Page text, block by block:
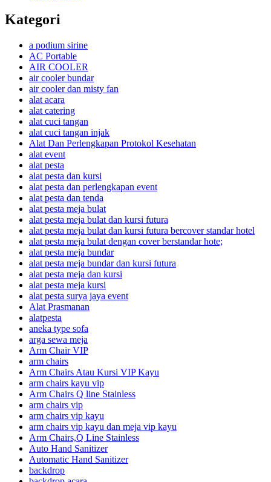
Kategori
a podium sirine
AC Portable
AIR COOLER
air cooler bundar
air cooler dan misty fan
alat acara
alat catering
alat cuci tangan
alat cuci tangan injak
Alat Dan Perlengkapan Protokol Kesehatan
alat event
alat pesta
alat pesta dan kursi
alat pesta dan perlengkapan event
alat pesta dan tenda
alat pesta meja bulat
alat pesta meja bulat dan kursi futura
alat pesta meja bulat dan kursi futura bercover standar hotel
alat pesta meja bulat dengan cover berstandar hote;
alat pesta meja bundar
alat pesta meja bundar dan kursi futura
alat pesta meja dan kursi
alat pesta meja kursi
alat pesta surya jaya event
Alat Prasmanan
alatpesta
aneka type sofa
arga sewa meja
Arm Chair VIP
arm chairs
Arm Chairs Atau Kursi VIP Kayu
arm chairs kayu vip
Arm Chairs Q line Stainless
arm chairs vip
arm chairs vip kayu
arm chairs vip kayu dan meja vip kayu
Arm Chairs,Q Line Stainless
Auto Hand Sanitizer
Automatic Hand Sanitizer
backdrop